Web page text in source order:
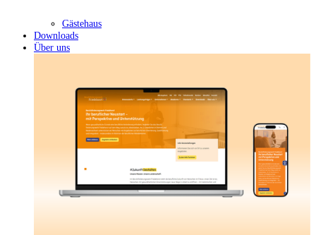
Gästehaus
Downloads
Über uns